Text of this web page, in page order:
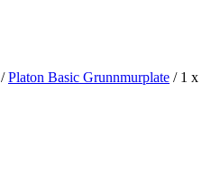
/ Platon Basic Grunnmurplate / 1 x